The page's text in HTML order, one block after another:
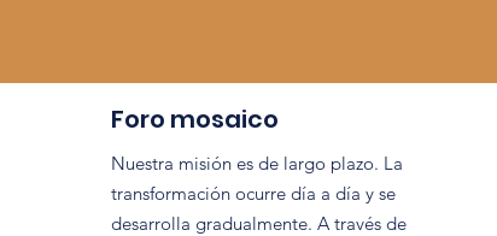
Foro mosaico
Nuestra misión es de largo plazo. La
transformación ocurre día a día y se
desarrolla gradualmente. A través de